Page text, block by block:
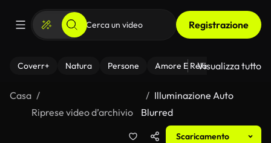
Registrazione
Coverr+ Natura Persone Amore E Relazioni Il
Visualizza tutto
Casa
Riprese video d’archivio
Illuminazione Auto
Blurred
Scaricamento